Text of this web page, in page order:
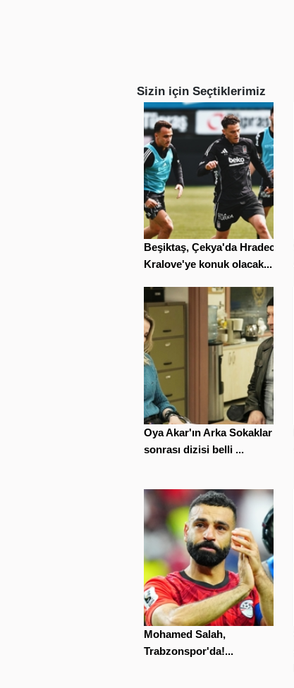
Sizin için Seçtiklerimiz
Beşiktaş, Çekya'da Hradec
Kralove'ye konuk olacak...
Oya Akar'ın Arka Sokaklar
sonrası dizisi belli ...
Mohamed Salah,
Trabzonspor'da!...